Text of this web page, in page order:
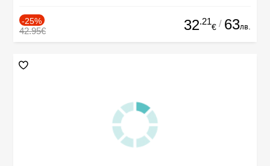
-25%
42.95€ 32.21
€ / 63лв.